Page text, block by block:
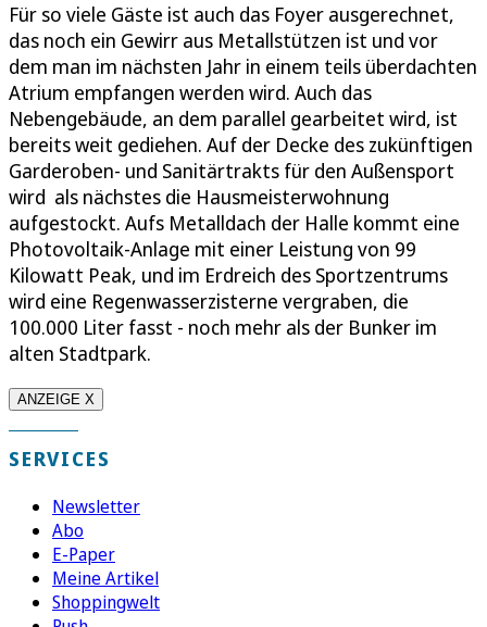
Für so viele Gäste ist auch das Foyer ausgerechnet,
das noch ein Gewirr aus Metallstützen ist und vor
dem man im nächsten Jahr in einem teils überdachten
Atrium empfangen werden wird. Auch das
Nebengebäude, an dem parallel gearbeitet wird, ist
bereits weit gediehen. Auf der Decke des zukünftigen
Garderoben- und Sanitärtrakts für den Außensport
wird als nächstes die Hausmeisterwohnung
aufgestockt. Aufs Metalldach der Halle kommt eine
Photovoltaik-Anlage mit einer Leistung von 99
Kilowatt Peak, und im Erdreich des Sportzentrums
wird eine Regenwasserzisterne vergraben, die
100.000 Liter fasst - noch mehr als der Bunker im
alten Stadtpark.
ANZEIGE X
SERVICES
Newsletter
Abo
E-Paper
Meine Artikel
Shoppingwelt